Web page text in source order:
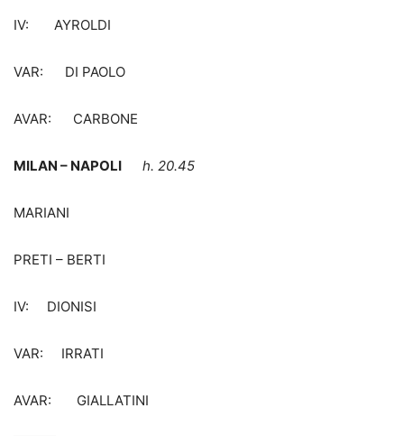
IV: AYROLDI
VAR: DI PAOLO
AVAR: CARBONE
MILAN – NAPOLI h. 20.45
MARIANI
PRETI – BERTI
IV: DIONISI
VAR: IRRATI
AVAR: GIALLATINI